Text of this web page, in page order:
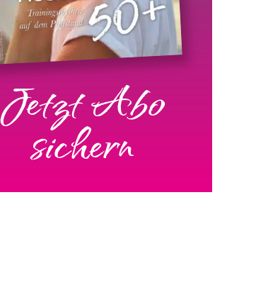
Jetzt Abo
sichern